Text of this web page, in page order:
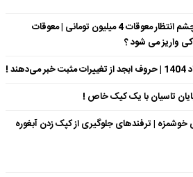
بازنشستگان تامین اجتماعی چشم انتظار معوقات 4 میلیون تومانی | معوقات
واریز می شود ؟
تاسیان با یک کیک خاص !
خوشمزه | ترفندهای جلوگیری از کپک زدن آبغوره